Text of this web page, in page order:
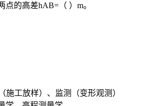
点的高差hAB=（ ）m。
施工放样）、监测（变形观测）